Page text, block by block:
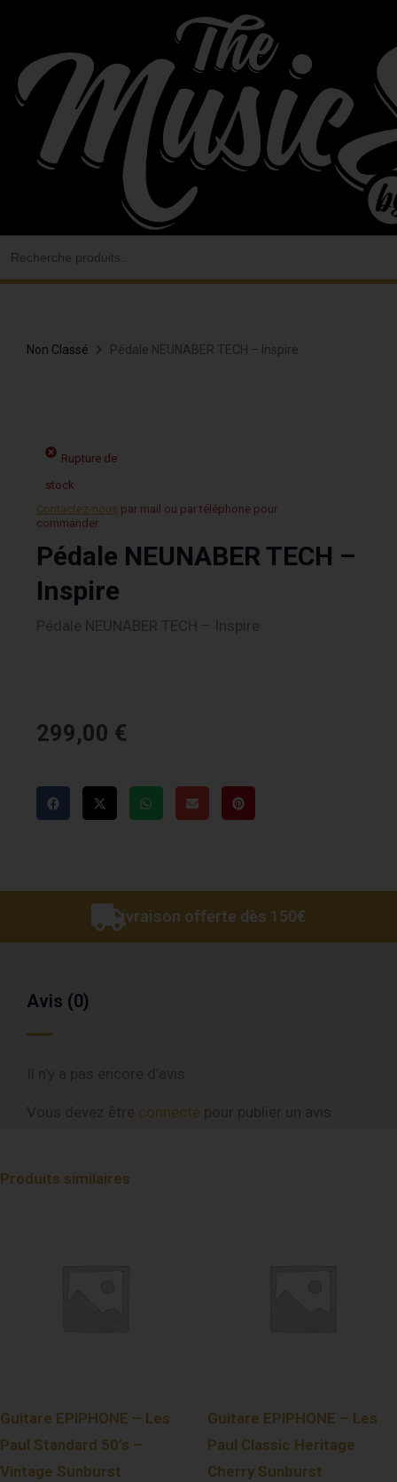
contenu
Non Classé Pédale NEUNABER TECH – Inspire
Rupture de
stock
Contactez-nous par mail ou par téléphone pour
commander.
Pédale NEUNABER TECH –
Inspire
Pédale NEUNABER TECH – Inspire
299,00 €
Livraison offerte dès 150€
Avis (0)
connecté
Produits similaires
Guitare EPIPHONE – Les
Paul Standard 50’s –
Vintage Sunburst
Guitare EPIPHONE – Les
Paul Classic Heritage
Cherry Sunburst